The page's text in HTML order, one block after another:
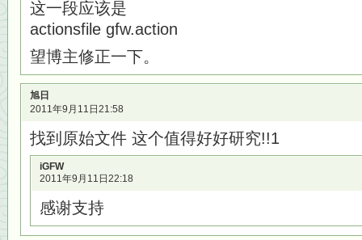
这一段应该是
actionsfile gfw.action
望博主修正一下。
旭日
2011年9月11日21:58
找到原始文件 这个值得好好研究!!1
iGFW
2011年9月11日22:18
感谢支持